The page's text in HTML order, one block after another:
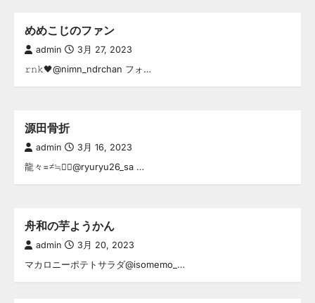
めめこじのファン
admin 3月 27, 2023
𝚛𝚗𝚔🖤@nimn_ndrchan フォ…
源田骨折
admin 3月 16, 2023
龍々=≠≒👌🏻@ryuryu26_sa …
舟和の芋ようかん
admin 3月 20, 2023
マカロニーポテトサラダ@isomemo_…